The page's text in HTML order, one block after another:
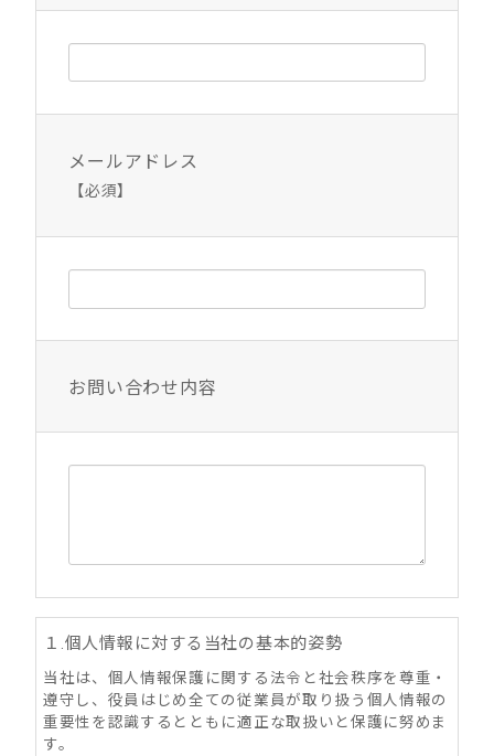
メールアドレス
【必須】
お問い合わせ内容
１.個人情報に対する当社の基本的姿勢
当社は、個人情報保護に関する法令と社会秩序を尊重・
遵守し、役員はじめ全ての従業員が取り扱う個人情報の
重要性を認識するとともに適正な取扱いと保護に努めま
す。